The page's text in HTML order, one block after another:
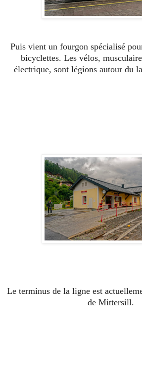
Puis vient un fourgon spécialisé
bicyclettes. Les vélos,
électrique, sont légions autour du
Le terminus de la ligne est
de Mittersill.